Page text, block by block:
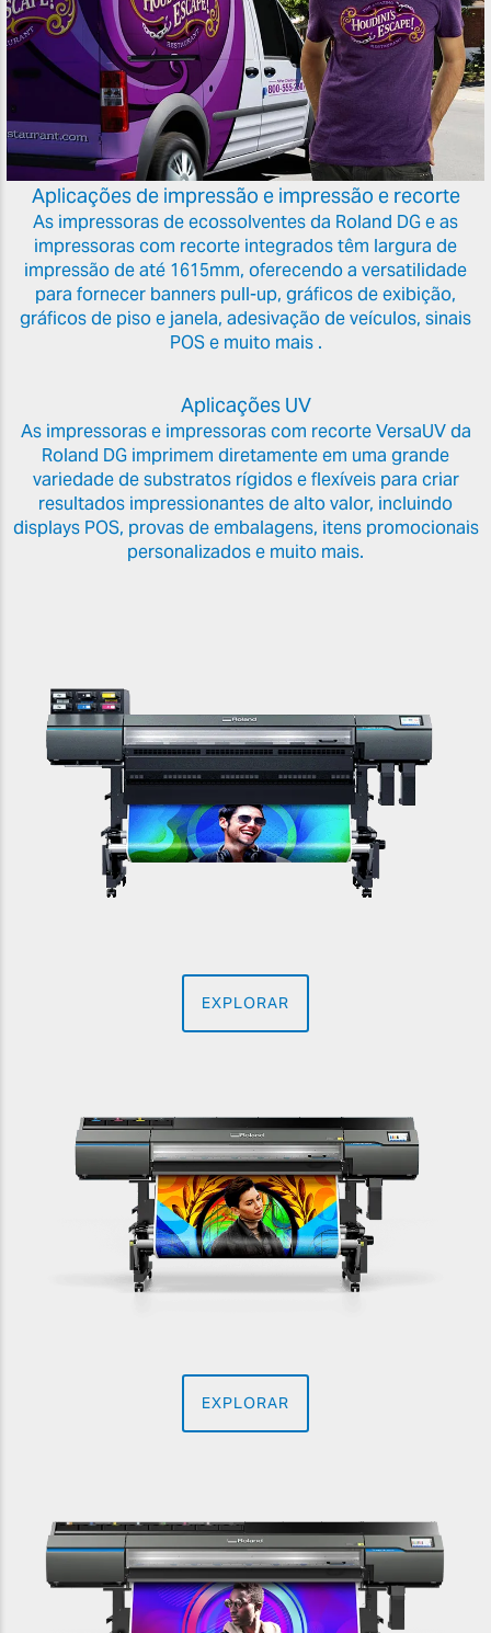
Aplicações de impressão e impressão e recorte
As impressoras de ecossolventes da Roland DG e as
impressoras com recorte integrados têm largura de
impressão de até 1615mm, oferecendo a versatilidade
para fornecer banners pull-up, gráficos de exibição,
gráficos de piso e janela, adesivação de veículos, sinais
POS e muito mais .
Aplicações UV
As impressoras e impressoras com recorte VersaUV da
Roland DG imprimem diretamente em uma grande
variedade de substratos rígidos e flexíveis para criar
resultados impressionantes de alto valor, incluindo
displays POS, provas de embalagens, itens promocionais
personalizados e muito mais.
EXPLORAR
EXPLORAR